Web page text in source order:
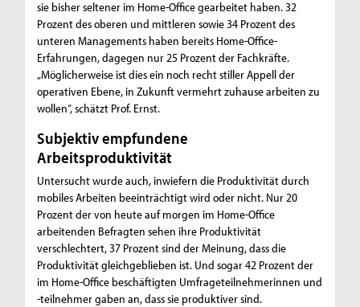
sie bisher seltener im Home-Office gearbeitet haben. 32
Prozent des oberen und mittleren sowie 34 Prozent des
unteren Managements haben bereits Home-Office-
Erfahrungen, dagegen nur 25 Prozent der Fachkräfte.
„Möglicherweise ist dies ein noch recht stiller Appell der
operativen Ebene, in Zukunft vermehrt zuhause arbeiten zu
wollen“, schätzt Prof. Ernst.
Subjektiv empfundene
Arbeitsproduktivität
Untersucht wurde auch, inwiefern die Produktivität durch
mobiles Arbeiten beeinträchtigt wird oder nicht. Nur 20
Prozent der von heute auf morgen im Home-Office
arbeitenden Befragten sehen ihre Produktivität
verschlechtert, 37 Prozent sind der Meinung, dass die
Produktivität gleichgeblieben ist. Und sogar 42 Prozent der
im Home-Office beschäftigten Umfrageteilnehmerinnen und
-teilnehmer gaben an, dass sie produktiver sind.